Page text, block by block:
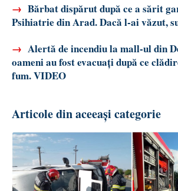
→ Bărbat dispărut după ce a sărit
Psihiatrie din Arad. Dacă l-ai văzut,
→ Alertă de incendiu la mall-ul din
oameni au fost evacuați după ce
fum. VIDEO
Articole din aceeași categorie